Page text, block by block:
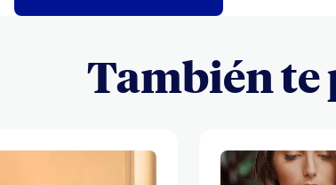
También